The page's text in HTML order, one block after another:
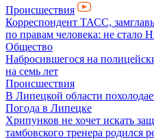
Происшествия
Корреспондент ТАСС,
по правам человека: не стало
Общество
Набросившегося на
на семь лет
Происшествия
В Липецкой области
Погода в Липецке
Хрипунков не хочет искать
тамбовского тренера родился